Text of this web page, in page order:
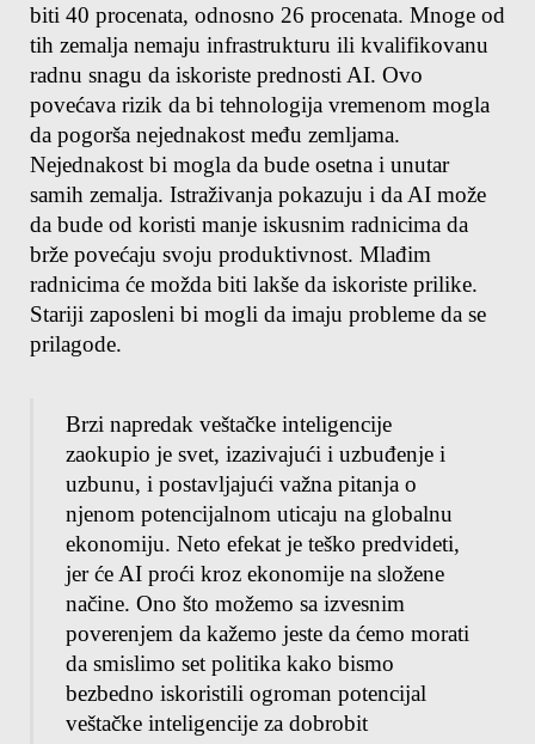
biti 40 procenata, odnosno 26 procenata. Mnoge od
tih zemalja nemaju infrastrukturu ili kvalifikovanu
radnu snagu da iskoriste prednosti AI. Ovo
povećava rizik da bi tehnologija vremenom mogla
da pogorša nejednakost među zemljama.
Nejednakost bi mogla da bude osetna i unutar
samih zemalja. Istraživanja pokazuju i da AI može
da bude od koristi manje iskusnim radnicima da
brže povećaju svoju produktivnost. Mlađim
radnicima će možda biti lakše da iskoriste prilike.
Stariji zaposleni bi mogli da imaju probleme da se
prilagode.
Brzi napredak veštačke inteligencije
zaokupio je svet, izazivajući i uzbuđenje i
uzbunu, i postavljajući važna pitanja o
njenom potencijalnom uticaju na globalnu
ekonomiju. Neto efekat je teško predvideti,
jer će AI proći kroz ekonomije na složene
načine. Ono što možemo sa izvesnim
poverenjem da kažemo jeste da ćemo morati
da smislimo set politika kako bismo
bezbedno iskoristili ogroman potencijal
veštačke inteligencije za dobrobit